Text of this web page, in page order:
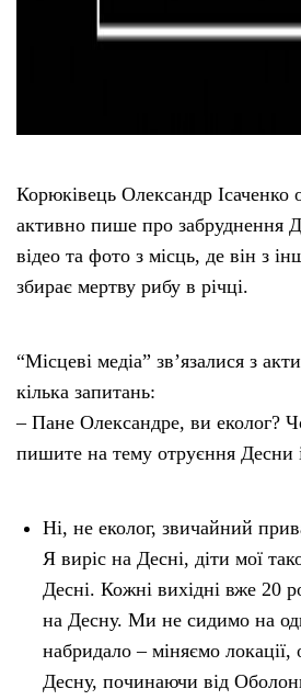
Корюківець Олександр Ісаченко
активно пише про забруднення
відео та фото з місць, де він з
збирає мертву рибу в річці.
“Місцеві медіа” зв’язалися з
кілька запитань:
– Пане Олександре, ви еколог?
пишите на тему отруєння Десни
Ні, не еколог, звичайний
Я виріс на Десні, діти мої
Десні. Кожні вихідні вже 20
на Десну. Ми не сидимо на
набридало – міняємо локації,
Десну, починаючи від